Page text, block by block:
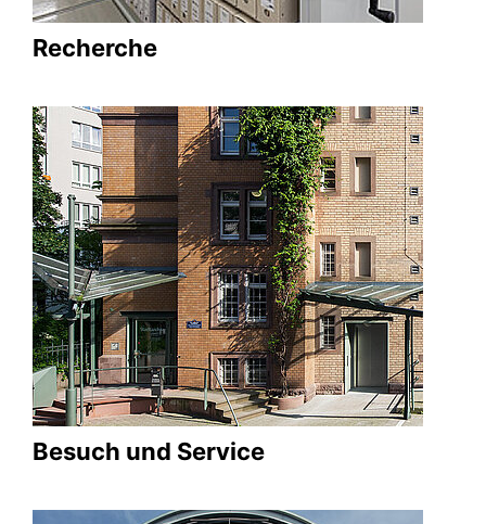
Recherche
Besuch und Service